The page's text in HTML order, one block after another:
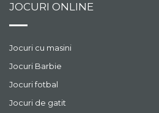
JOCURI ONLINE
Jocuri cu masini
Jocuri Barbie
Jocuri fotbal
Jocuri de gatit